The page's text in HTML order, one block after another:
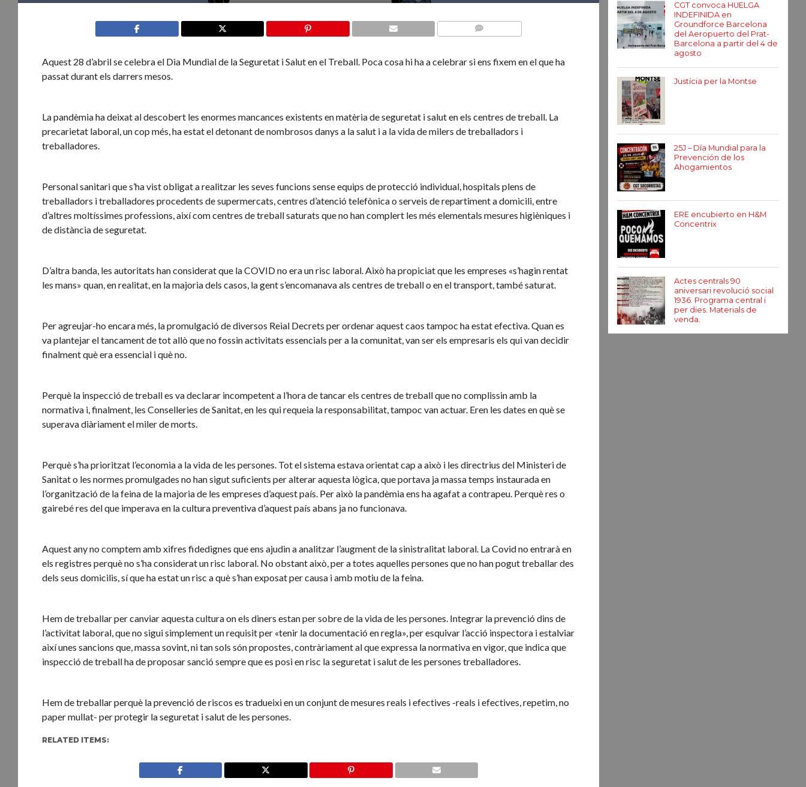
Aquest 28 d’abril se celebra el Dia Mundial de la Seguretat i Salut en el Treball. Poca cosa hi ha a celebrar si ens fixem en el que ha
passat durant els darrers mesos.
La pandèmia ha deixat al descobert les enormes mancances existents en matèria de seguretat i salut en els centres de treball. La
precarietat laboral, un cop més, ha estat el detonant de nombrosos danys a la salut i a la vida de milers de treballadors i
treballadores.
Personal sanitari que s’ha vist obligat a realitzar les seves funcions sense equips de protecció individual, hospitals plens de
treballadors i treballadores procedents de supermercats, centres d’atenció telefònica o serveis de repartiment a domicili, entre
d’altres moltíssimes professions, així com centres de treball saturats que no han complert les més elementals mesures higièniques i
de distància de seguretat.
D’altra banda, les autoritats han considerat que la COVID no era un risc laboral. Això ha propiciat que les empreses «s’hagin rentat
les mans» quan, en realitat, en la majoria dels casos, la gent s’encomanava als centres de treball o en el transport, també saturat.
Per agreujar-ho encara més, la promulgació de diversos Reial Decrets per ordenar aquest caos tampoc ha estat efectiva. Quan es
va plantejar el tancament de tot allò que no fossin activitats essencials per a la comunitat, van ser els empresaris els qui van decidir
finalment què era essencial i què no.
Perquè la inspecció de treball es va declarar incompetent a l’hora de tancar els centres de treball que no complissin amb la
normativa i, finalment, les Conselleries de Sanitat, en les qui requeia la responsabilitat, tampoc van actuar. Eren les dates en què se
superava diàriament el miler de morts.
Perquè s’ha prioritzat l’economia a la vida de les persones. Tot el sistema estava orientat cap a això i les directrius del Ministeri de
Sanitat o les normes promulgades no han sigut suficients per alterar aquesta lògica, que portava ja massa temps instaurada en
l’organització de la feina de la majoria de les empreses d’aquest país. Per això la pandèmia ens ha agafat a contrapeu. Perquè res o
gairebé res del que imperava en la cultura preventiva d’aquest país abans ja no funcionava.
Aquest any no comptem amb xifres fidedignes que ens ajudin a analitzar l’augment de la sinistralitat laboral. La Covid no entrarà en
els registres perquè no s’ha considerat un risc laboral. No obstant això, per a totes aquelles persones que no han pogut treballar des
dels seus domicilis, sí que ha estat un risc a què s’han exposat per causa i amb motiu de la feina.
Hem de treballar per canviar aquesta cultura on els diners estan per sobre de la vida de les persones. Integrar la prevenció dins de
l’activitat laboral, que no sigui simplement un requisit per «tenir la documentació en regla», per esquivar l’acció inspectora i estalviar
així unes sancions que, massa sovint, ni tan sols són propostes, contràriament al que expressa la normativa en vigor, que indica que
inspecció de treball ha de proposar sanció sempre que es posi en risc la seguretat i salut de les persones treballadores.
Hem de treballar perquè la prevenció de riscos es tradueixi en un conjunt de mesures reals i efectives -reals i efectives, repetim, no
paper mullat- per protegir la seguretat i salut de les persones.
RELATED ITEMS:
CGT convoca HUELGA
INDEFINIDA en
Groundforce Barcelona
del Aeropuerto del Prat-
Barcelona a partir del 4 de
agosto
Justícia per la Montse
25J – Día Mundial para la
Prevención de los
Ahogamientos
ERE encubierto en H&M
Concentrix
Actes centrals 90
aniversari revolució social
1936. Programa central i
per dies. Materials de
venda.